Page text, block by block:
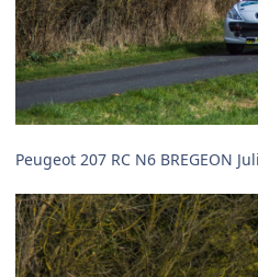
Peugeot 207 RC N6 BREGEON